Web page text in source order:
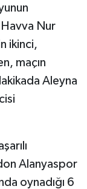
Nur
ikinci,
maçın
Aleyna
Alanyaspor
oynadığı 6